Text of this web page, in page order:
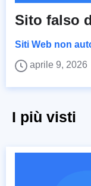
Sito falso
Siti Web non
aprile 9, 2026
I più visti